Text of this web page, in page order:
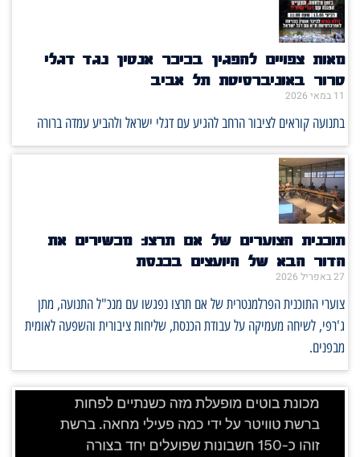
מאות צפויים להפגין בכיכר אנטין נגד דגלי
טרור באוניברסיטת תל אביב
11 במאי 2026
בתנועה קוראים לציבור הרחב להגיע עם דגלי ישראל ולהביע עמדה ברורה
תוכנית הצוערים של אם תרצו: מכשירים את
הדור הבא של היועצים בכנסת
27 באפריל 2026
צוערי התוכנית הפרלמנטרית של אם תרצו נפגשו עם מנכ"ל התנועה, מתן
ג'רפי, לשיחה מעמיקה על עבודת הכנסת, שליחות ציבורית והשפעה לאומית
מבפנים.